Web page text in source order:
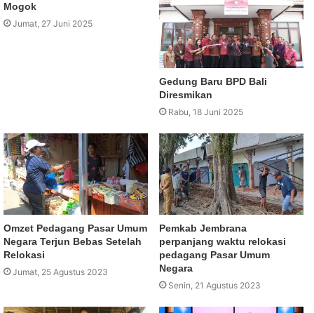
Mogok
Jumat, 27 Juni 2025
Gedung Baru BPD Bali
Diresmikan
Rabu, 18 Juni 2025
Omzet Pedagang Pasar Umum
Negara Terjun Bebas Setelah
Relokasi
Jumat, 25 Agustus 2023
Pemkab Jembrana
perpanjang waktu relokasi
pedagang Pasar Umum
Negara
Senin, 21 Agustus 2023